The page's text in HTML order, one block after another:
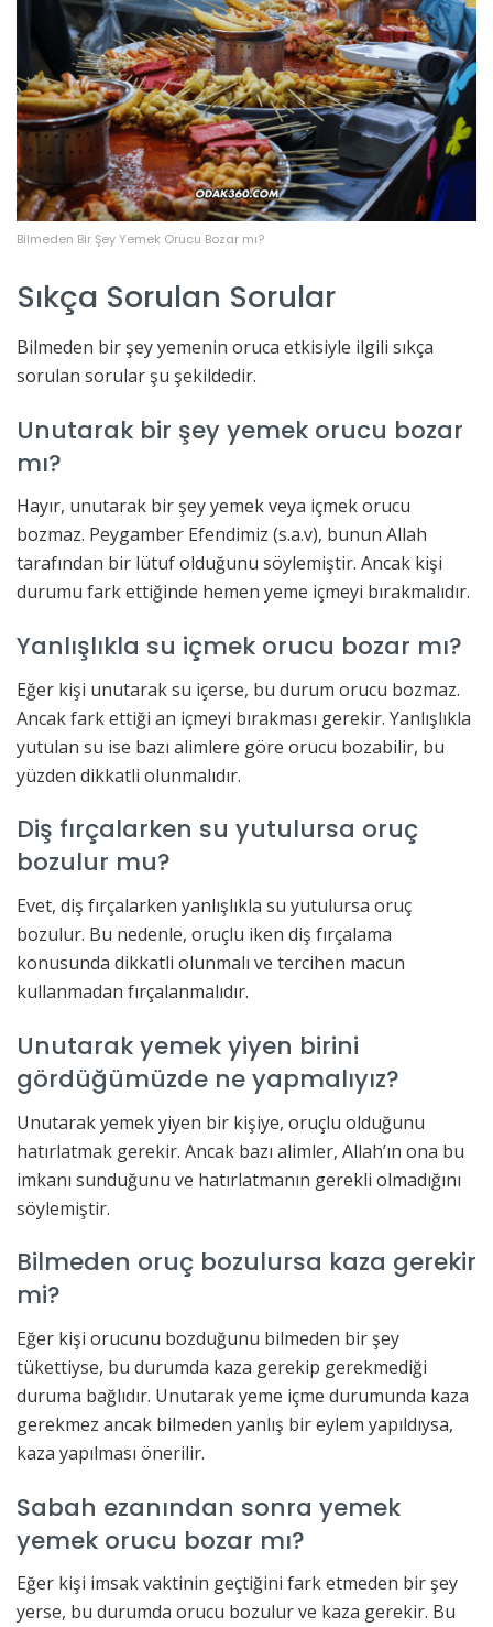
Bilmeden Bir Şey Yemek Orucu Bozar mı?
Sıkça Sorulan Sorular
Bilmeden bir şey yemenin oruca etkisiyle ilgili sıkça
sorulan sorular şu şekildedir.
Unutarak bir şey yemek orucu bozar
mı?
Hayır, unutarak bir şey yemek veya içmek orucu
bozmaz. Peygamber Efendimiz (s.a.v), bunun Allah
tarafından bir lütuf olduğunu söylemiştir. Ancak kişi
durumu fark ettiğinde hemen yeme içmeyi bırakmalıdır.
Yanlışlıkla su içmek orucu bozar mı?
Eğer kişi unutarak su içerse, bu durum orucu bozmaz.
Ancak fark ettiği an içmeyi bırakması gerekir. Yanlışlıkla
yutulan su ise bazı alimlere göre orucu bozabilir, bu
yüzden dikkatli olunmalıdır.
Diş fırçalarken su yutulursa oruç
bozulur mu?
Evet, diş fırçalarken yanlışlıkla su yutulursa oruç
bozulur. Bu nedenle, oruçlu iken diş fırçalama
konusunda dikkatli olunmalı ve tercihen macun
kullanmadan fırçalanmalıdır.
Unutarak yemek yiyen birini
gördüğümüzde ne yapmalıyız?
Unutarak yemek yiyen bir kişiye, oruçlu olduğunu
hatırlatmak gerekir. Ancak bazı alimler, Allah’ın ona bu
imkanı sunduğunu ve hatırlatmanın gerekli olmadığını
söylemiştir.
Bilmeden oruç bozulursa kaza gerekir
mi?
Eğer kişi orucunu bozduğunu bilmeden bir şey
tükettiyse, bu durumda kaza gerekip gerekmediği
duruma bağlıdır. Unutarak yeme içme durumunda kaza
gerekmez ancak bilmeden yanlış bir eylem yapıldıysa,
kaza yapılması önerilir.
Sabah ezanından sonra yemek
yemek orucu bozar mı?
Eğer kişi imsak vaktinin geçtiğini fark etmeden bir şey
yerse, bu durumda orucu bozulur ve kaza gerekir. Bu